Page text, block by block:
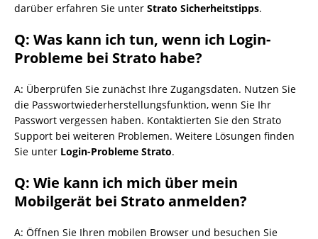
darüber erfahren Sie unter Strato Sicherheitstipps.
Q: Was kann ich tun, wenn ich Login-
Probleme bei Strato habe?
A: Überprüfen Sie zunächst Ihre Zugangsdaten. Nutzen Sie
die Passwortwiederherstellungsfunktion, wenn Sie Ihr
Passwort vergessen haben. Kontaktierten Sie den Strato
Support bei weiteren Problemen. Weitere Lösungen finden
Sie unter Login-Probleme Strato.
Q: Wie kann ich mich über mein
Mobilgerät bei Strato anmelden?
A: Öffnen Sie Ihren mobilen Browser und besuchen Sie